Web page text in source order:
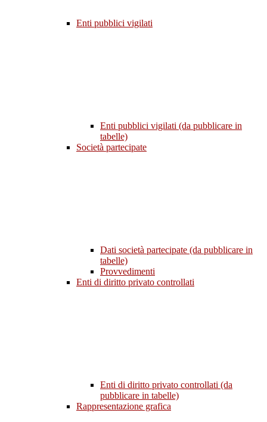
Enti pubblici vigilati
Enti pubblici vigilati (da pubblicare in
tabelle)
Società partecipate
Dati società partecipate (da pubblicare in
tabelle)
Provvedimenti
Enti di diritto privato controllati
Enti di diritto privato controllati (da
pubblicare in tabelle)
Rappresentazione grafica